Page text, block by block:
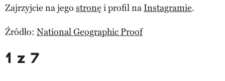
Zajrzyjcie na jego stronę i profil naInstagramie.
Źródło: National Geographic Proof
1 z 7